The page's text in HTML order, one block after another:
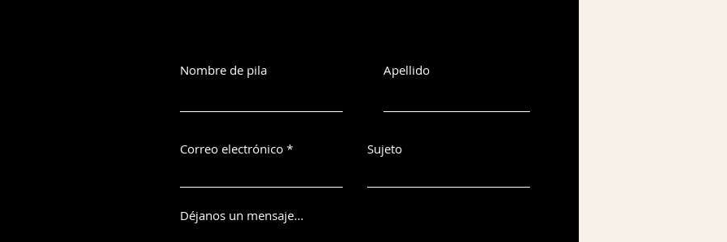
Nombre de pila
Correo electrónico
Apellido
Sujeto
Déjanos un mensaje...